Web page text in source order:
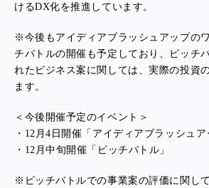
けるDX化を推進しています。
※今後もアイディアブラッシュアップの
チバトルの開催も予定しており、ピッチ
れたビジネス案に関しては、実際の投資
ます。
＜今後開催予定のイベント＞
・12月4日開催「アイディアブラッシュア
・12月中旬開催「ピッチバトル」
※ピッチバトルでの事業案の評価に関し